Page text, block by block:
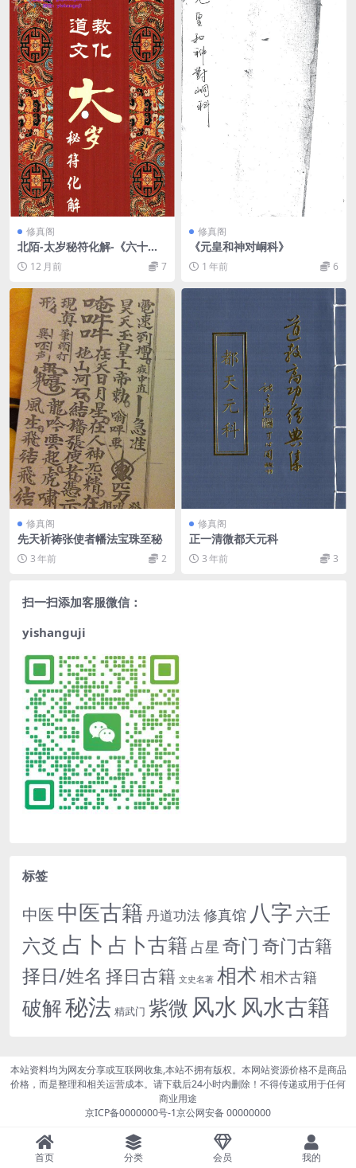
修真阁
北陌-太岁秘符化解-《六十甲
子、太岁秘符化解》
12 月前 7
修真阁
《元皇和神对峒科》
1 年前 6
修真阁
先天祈祷张使者幡法宝珠至秘
3 年前 2
修真阁
正一清微都天元科
3 年前 3
扫一扫添加客服微信：
yishanguji
标签
中医 中医古籍 丹道功法修真馆 八字 六壬
六爻 占卜 占卜古籍 占星 奇门 奇门古籍
择日/姓名 择日古籍 文史名著 相术 相术古籍
破解秘法 精武门 紫微 风水 风水古籍
本站资料均为网友分享或互联网收集,本站不拥有版权。本网站资源价格不是商品
价格，而是整理和相关运营成本。请下载后24小时内删除！不得传递或用于任何
商业用途
京ICP备0000000号-1京公网安备 00000000
首页 分类 会员 我的